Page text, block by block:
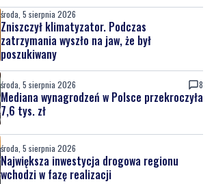
środa, 5 sierpnia 2026
Zniszczył klimatyzator. Podczas
zatrzymania wyszło na jaw, że był
poszukiwany
środa, 5 sierpnia 2026 8
Mediana wynagrodzeń w Polsce przekroczyła
7,6 tys. zł
środa, 5 sierpnia 2026
Największa inwestycja drogowa regionu
wchodzi w fazę realizacji